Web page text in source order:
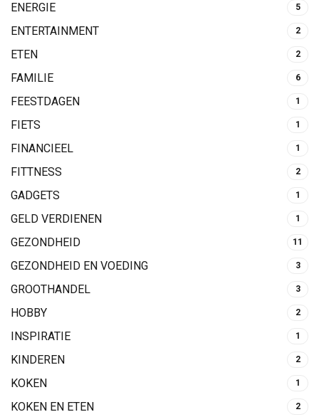
ENERGIE 5
ENTERTAINMENT 2
ETEN 2
FAMILIE 6
FEESTDAGEN 1
FIETS 1
FINANCIEEL 1
FITTNESS 2
GADGETS 1
GELD VERDIENEN 1
GEZONDHEID 11
GEZONDHEID EN VOEDING 3
GROOTHANDEL 3
HOBBY 2
INSPIRATIE 1
KINDEREN 2
KOKEN 1
KOKEN EN ETEN 2